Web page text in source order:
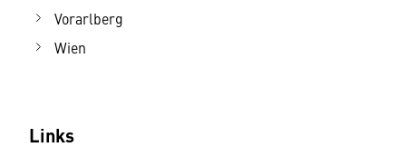
Vorarlberg
Wien
Links